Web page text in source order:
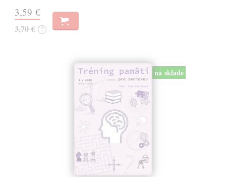
3,59 €
3,70 € ?
na sklade